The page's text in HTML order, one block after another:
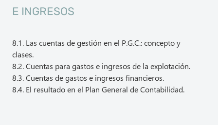
E INGRESOS
8.1. Las cuentas de gestión en el P.G.C.: concepto y
clases.
8.2. Cuentas para gastos e ingresos de la explotación.
8.3. Cuentas de gastos e ingresos financieros.
8.4. El resultado en el Plan General de Contabilidad.